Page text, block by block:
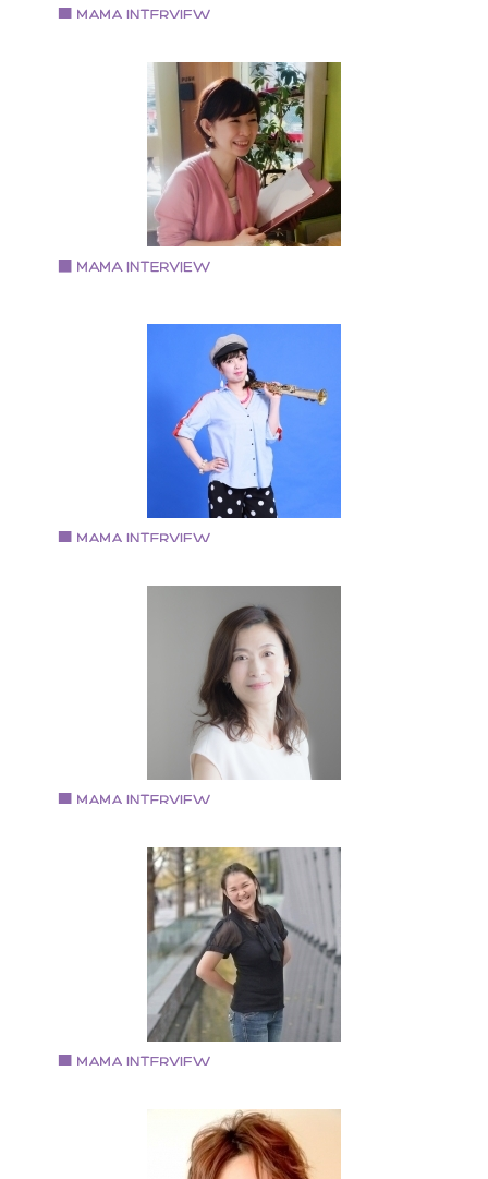
管理栄養士 食育教室『いなほ』主宰
神戸学院大学栄養学部を卒業 管理栄養士 調理師 2児
の母 健康診断の個人栄養指導実績あり 栄養コンシェル
ュ(R)二つ星 鶴見緑地広報誌お弁当レシピ連載。 大阪
浪速区の全小学校での食育講師経験あり。 食育教室「
なほ」主宰 い いのちをつなぐ 生きる力をつける食
な なかよく食卓を囲む食育 ほ ほんものの味を知り
感を育む食育
三品 佳代さん
メイクを通して、人生の脚本を描く専門家
1971年生まれ 京都府京都市出身 ・認定メイクセラピ
ト（京都唯一 2019年2月時点） ・対人スキルトレーナ
・舞台女優歴約30年 メイクと心理学が融合されたメイ
セラピー（お化粧療法）と、対人スキル、舞台女優が
う役作りの方法を通して、 「あなたが主役の人生の脚
を描く！」というオリジナルのメソッドをお届けして
ます。
ママさんミュージシャン
プロフィール 大阪・堺市出身 フランス国立音楽院でク
ッシックサックスを専攻 4年の留学後、帰国 イベント
社の社員等の仕事を経て、 クラッシック出身の女性デ
オtricoloreを結成。 サックス・コーラスを担当 公式
HP:http://tricolore-net.jp/
五十嵐 律子さん
福島県会津若松市出身 転勤族の妻で3児の母 産後ケア
ペシャリスト、チャイルドマインダー、AEAJアロマテ
ピーインストラクター等資格保有 2018年 『Magie du
bonheur』を立ち上げ、女性をサポートするサービス、
ツールを提供
子育て研究会代表 子育て研究家
秋田県出身 ２児のママ 子育て研究会代表として活動